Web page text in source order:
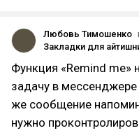
Любовь Тимошенко
Функция «Remind me»
задачу в
же сообщение
нужно